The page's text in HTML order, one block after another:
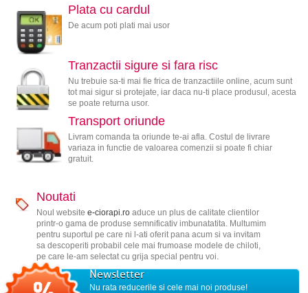
Plata cu cardul
De acum poti plati mai usor
Tranzactii sigure si fara risc
Nu trebuie sa-ti mai fie frica de tranzactiile online, acum sunt
tot mai sigur si protejate, iar daca nu-ti place produsul, acesta
se poate returna usor.
Transport oriunde
Livram comanda ta oriunde te-ai afla. Costul de livrare
variaza in functie de valoarea comenzii si poate fi chiar
gratuit.
Noutati
Noul website e-ciorapi.roaduce un plus de calitate clientilor
printr-o gama de produse semnificativ imbunatatita. Multumim
pentru suportul pe care ni l-ati oferit pana acum si va invitam
sa descoperiti probabil cele mai frumoase modele de chiloti,
pe care le-am selectat cu grija special pentru voi.
Newsletter
Nu rata reducerile si cele mai noi produse!